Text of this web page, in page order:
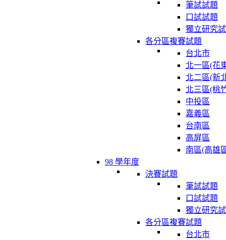
筆試試題
口試試題
獨立研究
各分區複賽試題
台北市
北一區(花
北二區(新
北三區(桃
中投區
嘉義區
台南區
高屏區
南區(高雄
98 學年度
決賽試題
筆試試題
口試試題
獨立研究
各分區複賽試題
台北市